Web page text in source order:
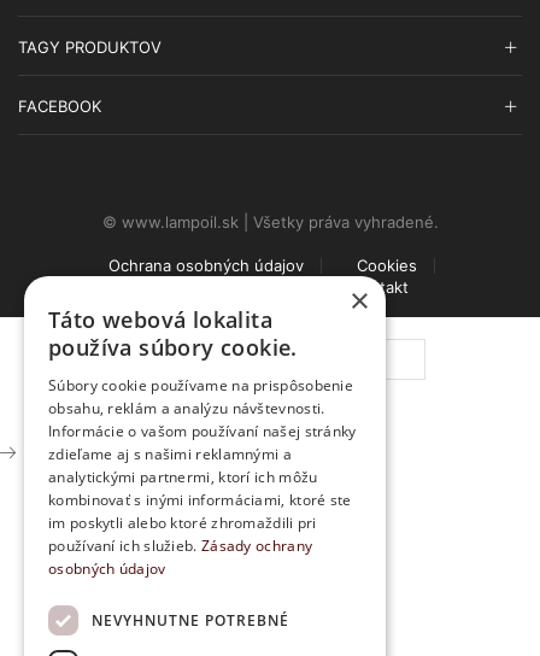
TAGY PRODUKTOV
FACEBOOK
© www.lampoil.sk | Všetky práva vyhradené.
Ochrana osobných údajov
Cookies
Kontakt
Zhášadlo
s
drevenou
rúčkou
×
Táto webová lokalita
používa súbory cookie.
Súbory cookie používame na prispôsobenie
obsahu, reklám a analýzu návštevnosti.
Informácie o vašom používaní našej stránky
zdieľame aj s našimi reklamnými a
analytickými partnermi, ktorí ich môžu
kombinovať s inými informáciami, ktoré ste
im poskytli alebo ktoré zhromaždili pri
používaní ich služieb. Zásady ochrany
osobných údajov
NEVYHNUTNE POTREBNÉ